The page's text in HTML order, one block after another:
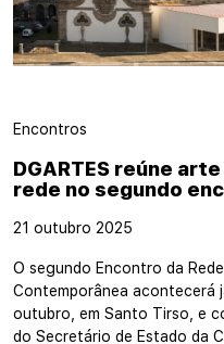
Encontros
DGARTES reúne
rede no segundo
21 outubro 2025
O segundo Encontro da
Contemporânea acontecerá
outubro, em Santo Tirso, e
do Secretário de Estado da